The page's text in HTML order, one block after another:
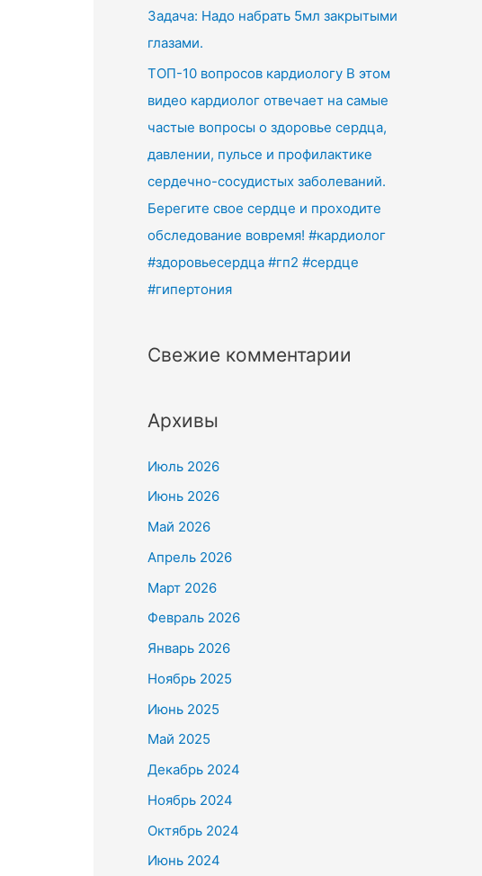
Задача: Надо набрать 5мл закрытыми
глазами.
ТОП-10 вопросов кардиологу В этом
видео кардиолог отвечает на самые
частые вопросы о здоровье сердца,
давлении, пульсе и профилактике
сердечно-сосудистых заболеваний.
Берегите свое сердце и проходите
обследование вовремя! #кардиолог
#здоровьесердца #гп2 #сердце
#гипертония
Свежие комментарии
Архивы
Июль 2026
Июнь 2026
Май 2026
Апрель 2026
Март 2026
Февраль 2026
Январь 2026
Ноябрь 2025
Июнь 2025
Май 2025
Декабрь 2024
Ноябрь 2024
Октябрь 2024
Июнь 2024